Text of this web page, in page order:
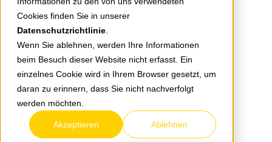
Cookies finden Sie in unserer
Datenschutzrichtlinie
Wenn Sie ablehnen, werden Ihre Informationen
beim Besuch dieser Website nicht erfasst. Ein
einzelnes Cookie wird in Ihrem Browser gesetzt, um
daran zu erinnern, dass Sie nicht nachverfolgt
werden möchten.
Akzeptieren Ablehnen